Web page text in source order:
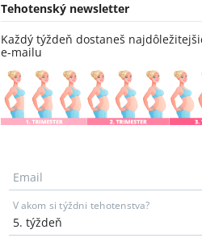
Tehotenský newsletter
Každý týždeň dostaneš
e-mailu
Email
V akom si týždni tehotenstva?